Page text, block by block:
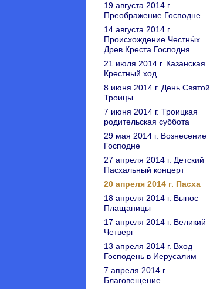
19 августа 2014 г.
Преображение Господне
14 августа 2014 г.
Происхождение Честны́х
Древ Креста Господня
21 июля 2014 г. Казанская.
Крестный ход.
8 июня 2014 г. День Святой
Троицы
7 июня 2014 г. Троицкая
родительская суббота
29 мая 2014 г. Вознесение
Господне
27 апреля 2014 г. Детский
Пасхальный концерт
20 апреля 2014 г. Пасха
18 апреля 2014 г. Вынос
Плащаницы
17 апреля 2014 г. Великий
Четверг
13 апреля 2014 г. Вход
Господень в Иерусалим
7 апреля 2014 г.
Благовещение